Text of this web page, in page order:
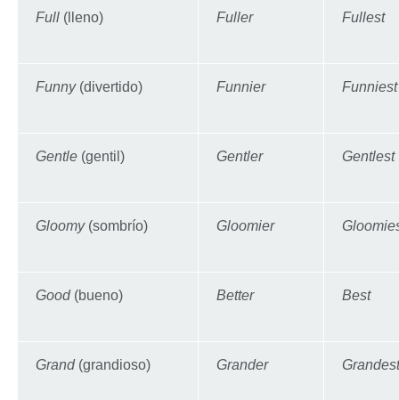
Full (lleno) Fuller Fullest
Funny (divertido) Funnier Funniest
Gentle (gentil) Gentler Gentlest
Gloomy(sombrío) Gloomier
Good (bueno) Better Best
Grand (grandioso) Grander Grandest